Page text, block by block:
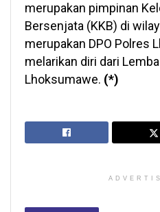
merupakan pimpinan
Bersenjata (KKB) di
merupakan DPO Polres
melarikan diri dari
Lhoksumawe. (*)